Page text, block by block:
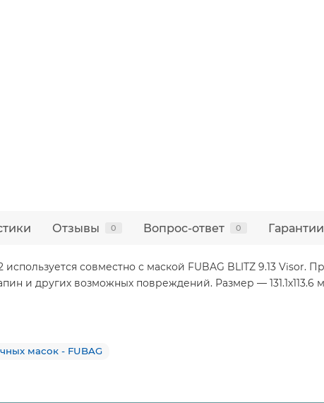
Отзывы 0 Вопрос-ответ 0
совместно с маской FUBAG BLITZ 9.13 Visor.
и других возможных повреждений. Размер — 131.1х113.6
масок - FUBAG